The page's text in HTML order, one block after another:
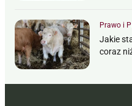
Prawo i
Jakie
coraz